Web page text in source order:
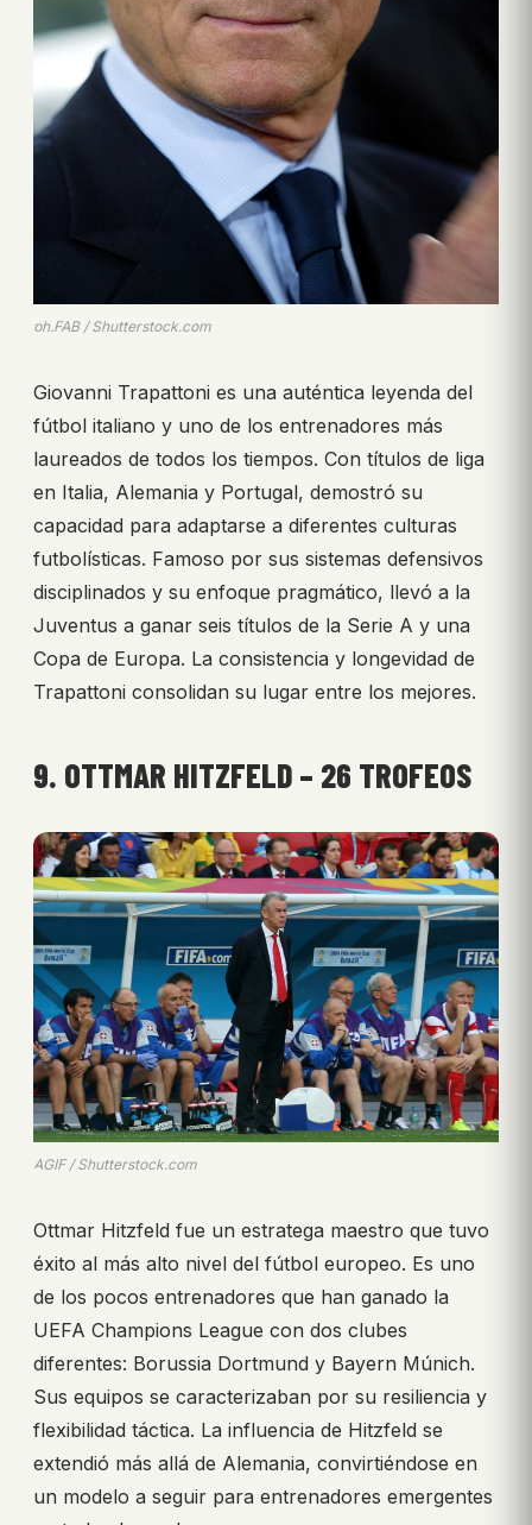
ph.FAB / Shutterstock.com
Giovanni Trapattoni es una auténtica leyenda del
fútbol italiano y uno de los entrenadores más
laureados de todos los tiempos. Con títulos de liga
en Italia, Alemania y Portugal, demostró su
capacidad para adaptarse a diferentes culturas
futbolísticas. Famoso por sus sistemas defensivos
disciplinados y su enfoque pragmático, llevó a la
Juventus a ganar seis títulos de la Serie A y una
Copa de Europa. La consistencia y longevidad de
Trapattoni consolidan su lugar entre los mejores.
9. OTTMAR HITZFELD – 26 TROFEOS
AGIF / Shutterstock.com
Ottmar Hitzfeld fue un estratega maestro que tuvo
éxito al más alto nivel del fútbol europeo. Es uno
de los pocos entrenadores que han ganado la
UEFA Champions League con dos clubes
diferentes: Borussia Dortmund y Bayern Múnich.
Sus equipos se caracterizaban por su resiliencia y
flexibilidad táctica. La influencia de Hitzfeld se
extendió más allá de Alemania, convirtiéndose en
un modelo a seguir para entrenadores emergentes